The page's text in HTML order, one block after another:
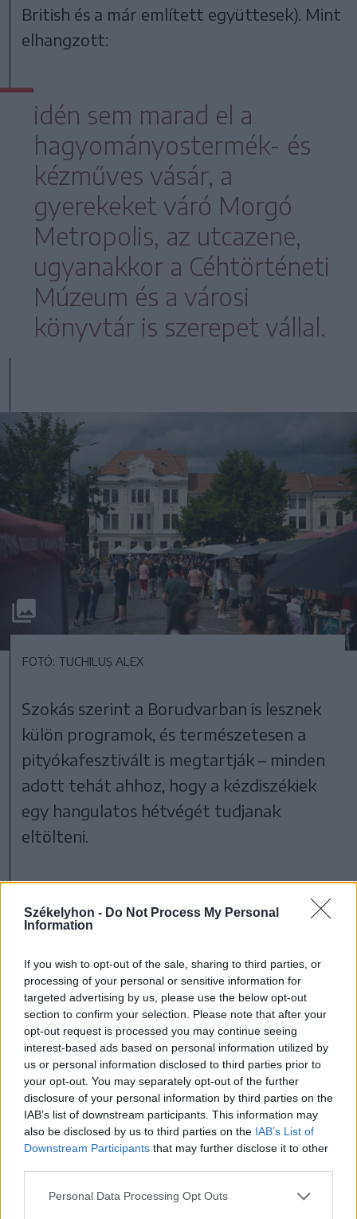
Székelyhon - Do Not Process My Personal
Information
If you wish to opt-out of the sale, sharing to third parties, or
processing of your personal or sensitive information for
targeted advertising by us, please use the below opt-out
section to confirm your selection. Please note that after your
opt-out request is processed you may continue seeing
interest-based ads based on personal information utilized by
us or personal information disclosed to third parties prior to
your opt-out. You may separately opt-out of the further
disclosure of your personal information by third parties on the
IAB’s list of downstream participants. This information may
also be disclosed by us to third parties on the IAB’s List of
Downstream Participants that may further disclose it to other
Personal Data Processing Opt Outs
British és a már említett együttesek). Mint
elhangzott:
idén sem marad el a
hagyományostermék- és
kézműves vásár, a
gyerekeket váró Morgó
Metropolis, az utcazene,
ugyanakkor a Céhtörténeti
Múzeum és a városi
könyvtár is szerepet vállal.
FOTÓ: TUCHILUȘ ALEX
Szokás szerint a Borudvarban is lesznek
külön programok, és természetesen a
pityókafesztivált is megtartják – minden
adott tehát ahhoz, hogy a kézdiszékiek
egy hangulatos hétvégét tudjanak
eltölteni.
Háromszék Kézdivásárhely
szóljon hozzá!
Ezek is érdekelhetik